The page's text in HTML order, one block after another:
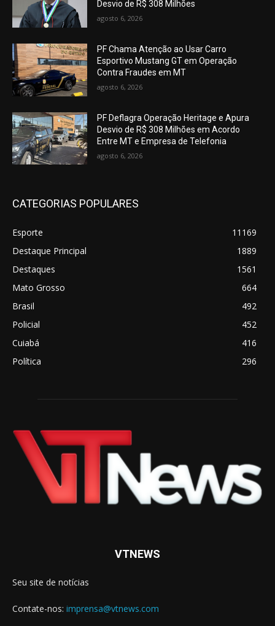
Desvio de R$ 308 Milhões
agosto 6, 2026
PF Chama Atenção ao Usar Carro
Esportivo Mustang GT em Operação
Contra Fraudes em MT
agosto 6, 2026
PF Deflagra Operação Heritage e Apura
Desvio de R$ 308 Milhões em Acordo
Entre MT e Empresa de Telefonia
agosto 6, 2026
CATEGORIAS POPULARES
Esporte
11169
Destaque Principal
1889
Destaques
1561
Mato Grosso
664
Brasil
492
Policial
452
Cuiabá
416
Política
296
VTNEWS
Seu site de notícias
Contate-nos: imprensa@vtnews.com